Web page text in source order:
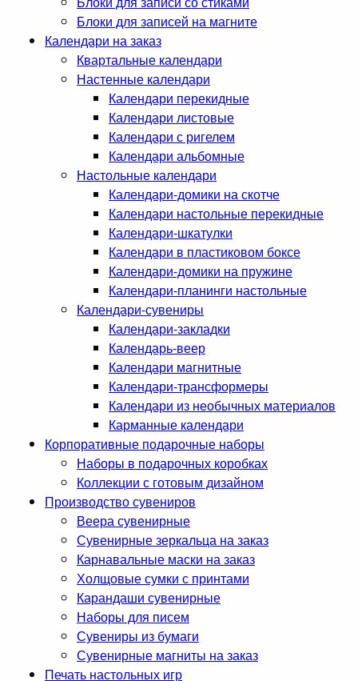
Блоки для записей на магните
Календари на заказ
Квартальные календари
Настенные календари
Календари перекидные
Календари листовые
Календари с ригелем
Календари альбомные
Настольные календари
Календари-домики на скотче
Календари настольные перекидные
Календари-шкатулки
Календари в пластиковом боксе
Календари-домики на пружине
Календари-планинги настольные
Календари-сувениры
Календари-закладки
Календарь-веер
Календари магнитные
Календари-трансформеры
Календари из необычных материалов
Карманные календари
Корпоративные подарочные наборы
Наборы в подарочных коробках
Коллекции с готовым дизайном
Производство сувениров
Веера сувенирные
Сувенирные зеркальца на заказ
Карнавальные маски на заказ
Холщовые сумки с принтами
Карандаши сувенирные
Наборы для писем
Сувениры из бумаги
Сувенирные магниты на заказ
Печать настольных игр